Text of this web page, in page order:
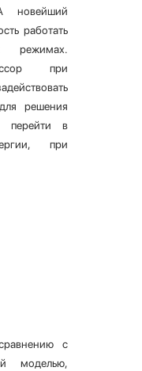
новейший
работать
режимах.
при
решения
перейти в
при
с
моделью,